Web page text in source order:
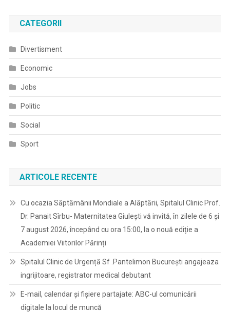
CATEGORII
Divertisment
Economic
Jobs
Politic
Social
Sport
ARTICOLE RECENTE
Cu ocazia Săptămânii Mondiale a Alăptării, Spitalul Clinic Prof.
Dr. Panait Sîrbu- Maternitatea Giulești vă invită, în zilele de 6 și
7 august 2026, începând cu ora 15:00, la o nouă ediție a
Academiei Viitorilor Părinți
Spitalul Clinic de Urgență Sf .Pantelimon București angajeaza
ingrijitoare, registrator medical debutant
E-mail, calendar şi fişiere partajate: ABC-ul comunicării
digitale la locul de muncă